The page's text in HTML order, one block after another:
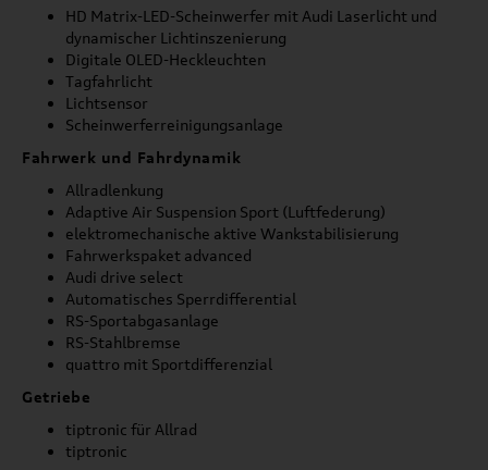
HD Matrix-LED-Scheinwerfer mit Audi Laserlicht und
dynamischer Lichtinszenierung
Digitale OLED-Heckleuchten
Tagfahrlicht
Lichtsensor
Scheinwerferreinigungsanlage
Fahrwerk und Fahrdynamik
Allradlenkung
Adaptive Air Suspension Sport (Luftfederung)
elektromechanische aktive Wankstabilisierung
Fahrwerkspaket advanced
Audi drive select
Automatisches Sperrdifferential
RS-Sportabgasanlage
RS-Stahlbremse
quattro mit Sportdifferenzial
Getriebe
tiptronic für Allrad
tiptronic